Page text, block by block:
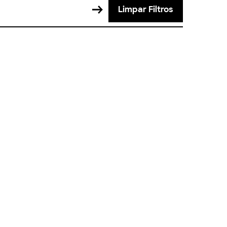
Limpar Filtros